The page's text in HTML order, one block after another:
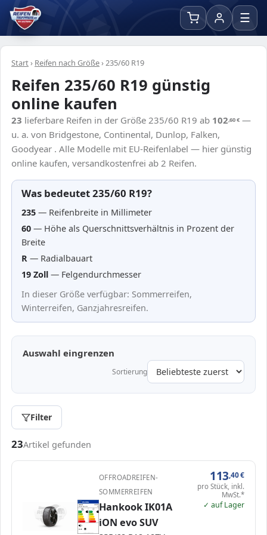
☰
Start› Reifen nach Größe›235/60 R19
Reifen 235/60 R19 günstig
online kaufen
23 lieferbare Reifen in der Größe 235/60 R19 ab 102,60€ —
u. a. von Bridgestone, Continental, Dunlop, Falken,
Goodyear . Alle Modelle mit EU-Reifenlabel — hier günstig
online kaufen, versandkostenfrei ab 2 Reifen.
Was bedeutet 235/60 R19?
235 — Reifenbreite in Millimeter
60 — Höhe als Querschnittsverhältnis in Prozent der
Breite
R — Radialbauart
19 Zoll — Felgendurchmesser
In dieser Größe verfügbar: Sommerreifen,
Winterreifen, Ganzjahresreifen.
Auswahl eingrenzen
Sortierung
Filter
Passende Reifen in 235/60 R19
23Artikel gefunden
ENERG
Hankook 1031383
235/60 R19 107V C1
A A
B
C
D
E
A A
B
C
D
E
69 dB
OFFROADREIFEN-
SOMMERREIFEN
Hankook IK01A
iON evo SUV
113,40€
pro Stück, inkl.
MwSt.*
✓ auf Lager